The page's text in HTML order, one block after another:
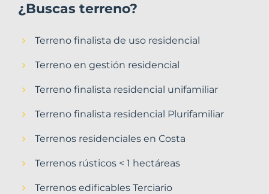
¿Buscas terreno?
Terreno finalista de uso residencial
Terreno en gestión residencial
Terreno finalista residencial unifamiliar
Terreno finalista residencial Plurifamiliar
Terrenos residenciales en Costa
Terrenos rústicos < 1 hectáreas
Terrenos edificables Terciario